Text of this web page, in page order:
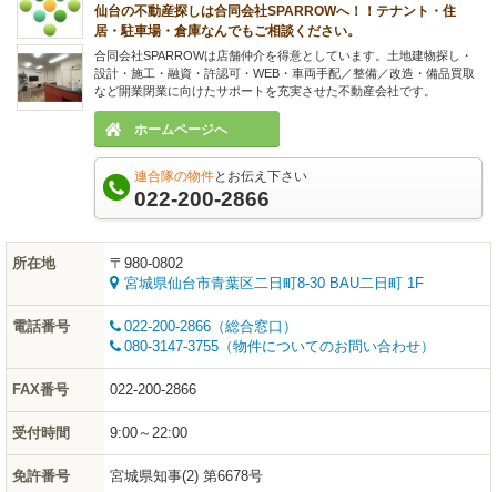
仙台の不動産探しは合同会社SPARROWへ！！テナント・住
居・駐車場・倉庫なんでもご相談ください。
合同会社SPARROWは店舗仲介を得意としています。土地建物探し・
設計・施工・融資・許認可・WEB・車両手配／整備／改造・備品買取
など開業閉業に向けたサポートを充実させた不動産会社です。
ホームページへ
連合隊の物件とお伝え下さい
022-200-2866
所在地
〒980-0802
宮城県仙台市青葉区二日町8-30 BAU二日町 1F
電話番号
022-200-2866（総合窓口）
080-3147-3755（物件についてのお問い合わせ）
FAX番号 022-200-2866
受付時間 9:00～22:00
免許番号 宮城県知事(2) 第6678号